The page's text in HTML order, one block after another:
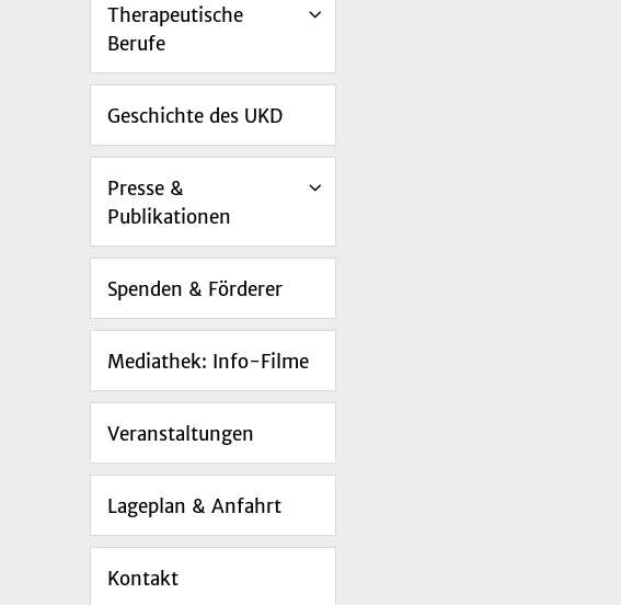
Therapeutische
Berufe
Geschichte des UKD
Presse &
Publikationen
Spenden & Förderer
Mediathek: Info-Filme
Veranstaltungen
Lageplan & Anfahrt
Kontakt